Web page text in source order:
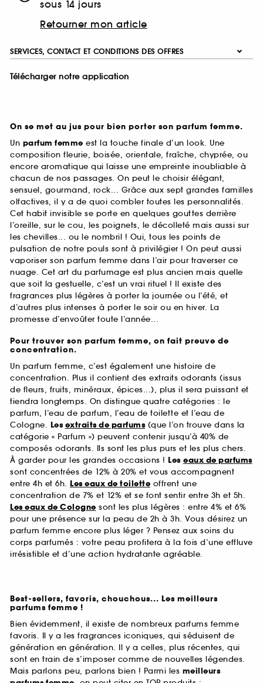
sous 14 jours
Retourner mon article
SERVICES, CONTACT ET CONDITIONS DES OFFRES
Télécharger notre application
On se met au jus pour bien porter son parfum femme.
Un parfum femme est la touche finale d’un look. Une
composition fleurie, boisée, orientale, fraîche, chyprée, ou
encore aromatique qui laisse une empreinte inoubliable à
chacun de nos passages. On peut le choisir élégant,
sensuel, gourmand, rock... Grâce aux sept grandes familles
olfactives, il y a de quoi combler toutes les personnalités.
Cet habit invisible se porte en quelques gouttes derrière
l’oreille, sur le cou, les poignets, le décolleté mais aussi sur
les chevilles... ou le nombril ! Oui, tous les points de
pulsation de notre pouls sont à privilégier ! On peut aussi
vaporiser son parfum femme dans l’air pour traverser ce
nuage. Cet art du parfumage est plus ancien mais quelle
que soit la gestuelle, c’est un vrai rituel ! Il existe des
fragrances plus légères à porter la journée ou l’été, et
d’autres plus intenses à porter le soir ou en hiver. La
promesse d’envoûter toute l’année...
Pour trouver son parfum femme, on fait preuve de
concentration.
Un parfum femme, c’est également une histoire de
concentration. Plus il contient des extraits odorants (issus
de fleurs, fruits, minéraux, épices...), plus il sera puissant et
tiendra longtemps. On distingue quatre catégories : le
parfum, l’eau de parfum, l’eau de toilette et l’eau de
Cologne. Lesextraits de parfums(que l’on trouve dans la
catégorie « Parfum ») peuvent contenir jusqu’à 40% de
composés odorants. Ils sont les plus purs et les plus chers.
À garder pour les grandes occasions ! Les eaux de parfums
sont concentrées de 12% à 20% et vous accompagnent
entre 4h et 6h. Les eaux de toilette offrent une
concentration de 7% et 12% et se font sentir entre 3h et 5h.
Les eaux de Cologne sont les plus légères : entre 4% et 6%
pour une présence sur la peau de 2h à 3h. Vous désirez un
parfum femme encore plus léger ? Pensez aux soins du
corps parfumés : votre peau profitera à la fois d’une effluve
irrésistible et d’une action hydratante agréable.
Best-sellers, favoris, chouchous... Les meilleurs
parfums femme !
Bien évidemment, il existe de nombreux parfums femme
favoris. Il y a les fragrances iconiques, qui séduisent de
génération en génération. Il y a celles, plus récentes, qui
sont en train de s’imposer comme de nouvelles légendes.
Mais parlons peu, parlons bien ! Parmi les meilleurs